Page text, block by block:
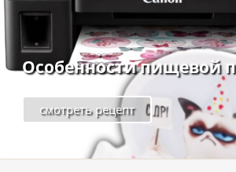
Особенности пищевой
смотреть рецепт